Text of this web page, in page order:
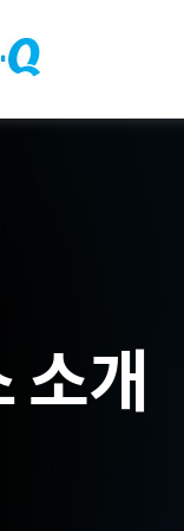
소개